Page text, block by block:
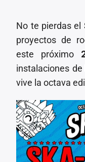
No te pierdas el
proyectos de
este próximo
instalaciones
vive la octava